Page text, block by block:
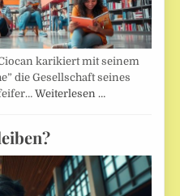
karikiert mit seinem
die Gesellschaft seines
Weiterlesen …